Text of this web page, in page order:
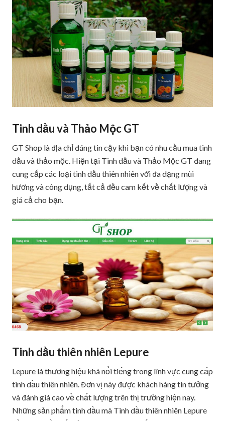
Tinh dầu và Thảo Mộc GT
GT Shop là địa chỉ đáng tin cậy khi bạn có nhu cầu mua tinh
dầu và thảo mộc. Hiện tại Tinh dầu và Thảo Mộc GT đang
cung cấp các loại tinh dầu thiên nhiên với đa dạng mùi
hương và công dụng, tất cả đều cam kết về chất lượng và
giá cả cho bạn.
Tinh dầu thiên nhiên Lepure
Lepure là thương hiệu khá nổi tiếng trong lĩnh vực cung cấp
tinh dầu thiên nhiên. Đơn vị này được khách hàng tin tưởng
và đánh giá cao về chất lượng trên thị trường hiện nay.
Những sản phẩm tinh dầu mà Tinh dầu thiên nhiên Lepure